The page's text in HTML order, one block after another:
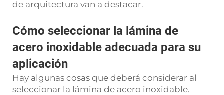
de arquitectura van a destacar.
Cómo seleccionar la lámina de
acero inoxidable adecuada para su
aplicación
Hay algunas cosas que deberá considerar al
seleccionar la lámina de acero inoxidable.